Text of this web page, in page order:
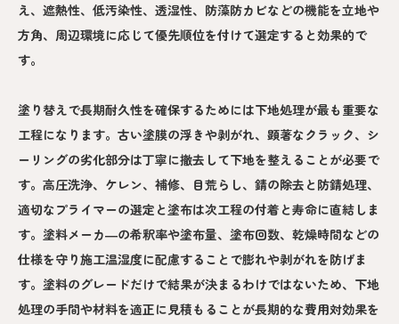
え、遮熱性、低汚染性、透湿性、防藻防カビなどの機能を立地や
方角、周辺環境に応じて優先順位を付けて選定すると効果的で
す。
塗り替えで長期耐久性を確保するためには下地処理が最も重要な
工程になります。古い塗膜の浮きや剥がれ、顕著なクラック、シ
ーリングの劣化部分は丁寧に撤去して下地を整えることが必要で
す。高圧洗浄、ケレン、補修、目荒らし、錆の除去と防錆処理、
適切なプライマーの選定と塗布は次工程の付着と寿命に直結しま
す。塗料メーカ―の希釈率や塗布量、塗布回数、乾燥時間などの
仕様を守り施工温湿度に配慮することで膨れや剥がれを防げま
す。塗料のグレードだけで結果が決まるわけではないため、下地
処理の手間や材料を適正に見積もることが長期的な費用対効果を